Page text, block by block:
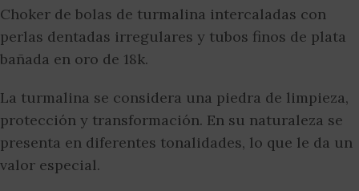
Choker de bolas de turmalina intercaladas con
perlas dentadas irregulares y tubos finos de plata
bañada en oro de 18k.
La turmalina se considera una piedra de limpieza,
protección y transformación. En su naturaleza se
presenta en diferentes tonalidades, lo que le da un
valor especial.